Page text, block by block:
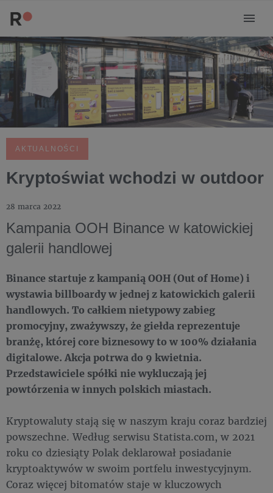
AKTUALNOŚCI
Kryptoświat wchodzi w outdoor
28 marca 2022
Kampania OOH Binance w katowickiej
galerii handlowej
Binance startuje z kampanią OOH (Out of Home) i
wystawia billboardy w jednej z katowickich galerii
handlowych. To całkiem nietypowy zabieg
promocyjny, zważywszy, że giełda reprezentuje
branżę, której core biznesowy to w 100% działania
digitalowe. Akcja potrwa do 9 kwietnia.
Przedstawiciele spółki nie wykluczają jej
powtórzenia w innych polskich miastach.
Kryptowaluty stają się w naszym kraju coraz bardziej
powszechne. Według serwisu Statista.com, w 2021
roku co dziesiąty Polak deklarował posiadanie
kryptoaktywów w swoim portfelu inwestycyjnym.
Coraz więcej bitomatów staje w kluczowych